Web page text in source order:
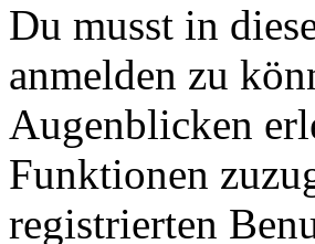
Du musst in
anmelden zu
Augenblicken
Funktionen
registrierten